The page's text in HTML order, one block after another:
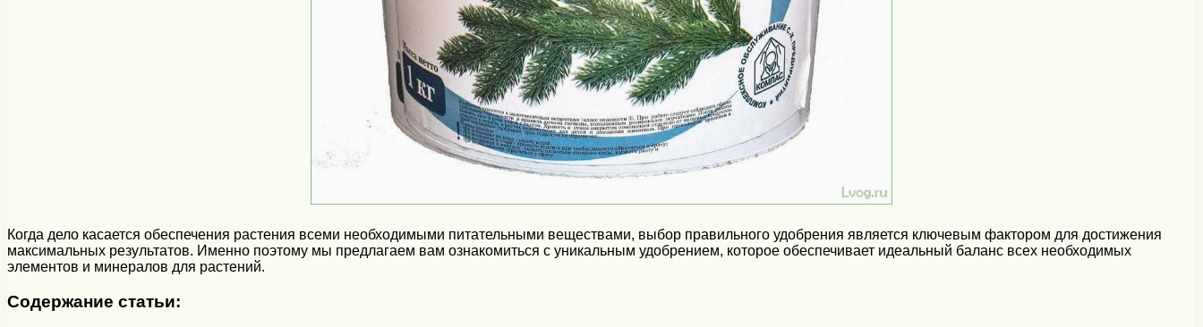
Когда дело касается обеспечения растения всеми необходимыми питательными веществами, выбор правильного удобрения является ключевым фактором для достижения
максимальных результатов. Именно поэтому мы предлагаем вам ознакомиться с уникальным удобрением, которое обеспечивает идеальный баланс всех необходимых
элементов и минералов для растений.
Содержание статьи: